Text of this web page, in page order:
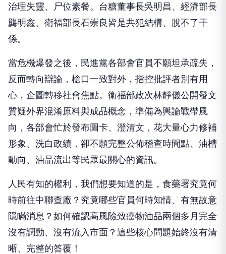
治理失靈、尸位素餐。台糖董事長吳明昌、經濟部長
龔明鑫、衛福部長石崇良皆是共犯結構、脫不了干
係。
當危機爆發之後，民進黨各部會官員不願坦承疏失，
反而轉向辯論，槍口一致對外，指控批評者別有用
心，企圖轉移社會焦點。衛福部政次林靜儀公開發文
質疑外界混淆原料與成品概念，準備為輿論戰帶風
向，各部會忙於發布圖卡、澄清文，花大量心力修補
形象、洗白政績，卻不願完整公佈稽查時間點、油槽
動向、油品流出等民眾最關心的資訊。
人民有知的權利，我們想要知道的是，食藥署究竟何
時前往中聯查廠？究竟哪些官員何時知情、有無故意
隱瞞消息？如何確認高風險致癌物油品兩個多月完全
沒有調動、沒有流入市面？這些核心問題始終沒有清
晰、完整的答覆！